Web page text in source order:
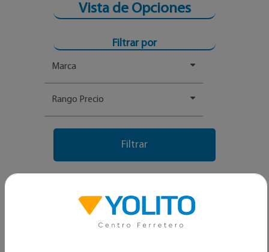
Vista de Opciones
Filtrar por
Marca
Rango Precio